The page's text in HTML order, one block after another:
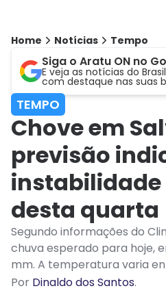
Home Notícias Tempo
Siga o Aratu ON no
E veja as notícias do
com destaque nas suas
TEMPO
Chove em
previsão
instabilidade
desta quarta
Segundo informações do
chuva esperado para hoje,
mm. A temperatura varia
Por Dinaldo dos Santos.